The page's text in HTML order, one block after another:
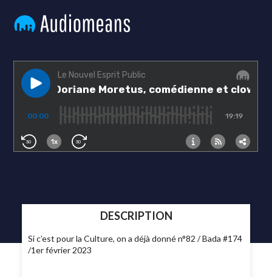
DESCRIPTION
Si c’est pour la Culture, on a déjà donné n°82 / Bada #174
/1er février 2023